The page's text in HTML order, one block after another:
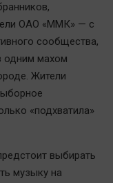
ОАО «ММК» — с
сообщества,
одним махом
Жители
«подхватила»
выбирать
музыку на